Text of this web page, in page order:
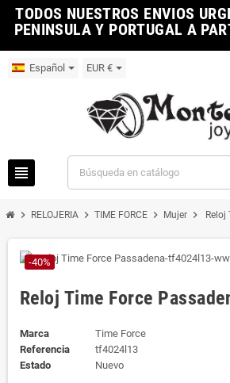
TODOS NUESTROS ENVIOS
PENINSULA Y PORTUGAL A
Español EUR €
view_headline
chevron_right RELOJERIA chevron_right TIME FORCE chevron_right Mujer chevron_right Reloj
-40%
Reloj Time Force
Marca
Time Force
Referencia
tf4024l13
Estado
Nuevo